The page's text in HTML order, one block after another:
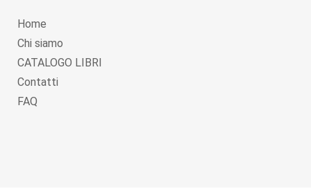
Home
Chi siamo
CATALOGO LIBRI
Contatti
FAQ